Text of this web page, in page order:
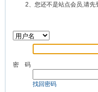
2、您还不是站点会员,请先
密 码
找回密码